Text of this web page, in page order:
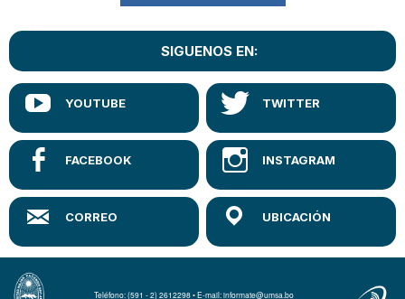
SIGUENOS EN:
Teléfono: (591 - 2) 2612298 • E-mail: informate@umsa.bo